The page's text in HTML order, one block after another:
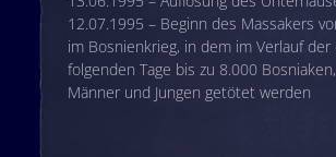
12.07.1995 – Beginn des Massakers
im Bosnienkrieg, in dem im Verlauf der
folgenden Tage bis zu 8.000
Männer und Jungen getötet werden